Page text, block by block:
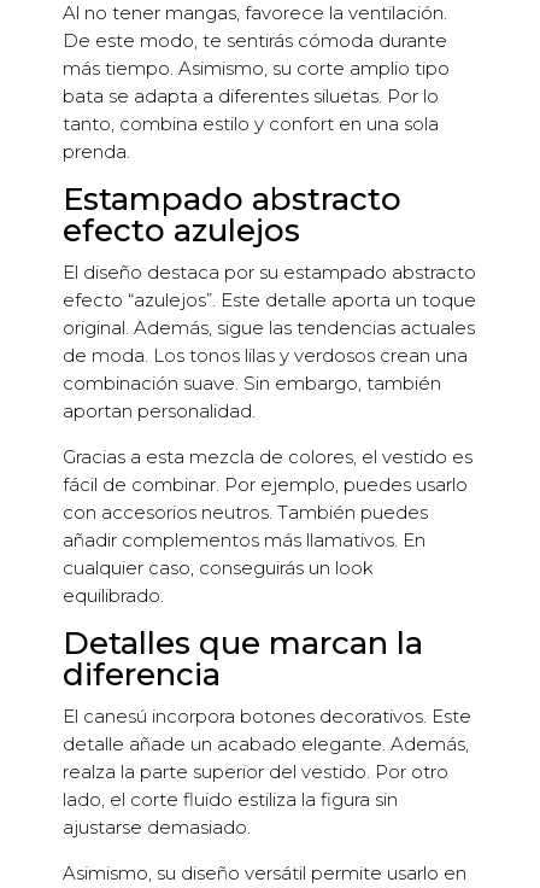
Al no tener mangas, favorece la ventilación.
De este modo, te sentirás cómoda durante
más tiempo. Asimismo, su corte amplio tipo
bata se adapta a diferentes siluetas. Por lo
tanto, combina estilo y confort en una sola
prenda.
Estampado abstracto
efecto azulejos
El diseño destaca por su estampado abstracto
efecto “azulejos”. Este detalle aporta un toque
original. Además, sigue las tendencias actuales
de moda. Los tonos lilas y verdosos crean una
combinación suave. Sin embargo, también
aportan personalidad.
Gracias a esta mezcla de colores, el vestido es
fácil de combinar. Por ejemplo, puedes usarlo
con accesorios neutros. También puedes
añadir complementos más llamativos. En
cualquier caso, conseguirás un look
equilibrado.
Detalles que marcan la
diferencia
El canesú incorpora botones decorativos. Este
detalle añade un acabado elegante. Además,
realza la parte superior del vestido. Por otro
lado, el corte fluido estiliza la figura sin
ajustarse demasiado.
Asimismo, su diseño versátil permite usarlo en